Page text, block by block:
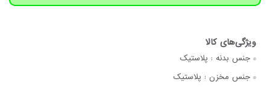
جنس بدنه : پلاستیک
جنس مخزن : پلاستیک